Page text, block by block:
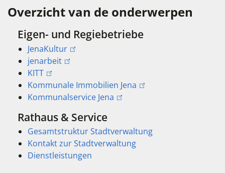
Overzicht van de onderwerpen
Eigen- und Regiebetriebe
JenaKultur
jenarbeit
KITT
Kommunale Immobilien Jena
Kommunalservice Jena
Rathaus & Service
Gesamtstruktur Stadtverwaltung
Kontakt zur Stadtverwaltung
Dienstleistungen